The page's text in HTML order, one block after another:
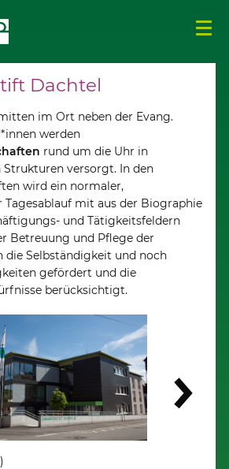
Dachtel
im Ort neben der Evang.
werden
rund um die Uhr in
versorgt. In den
wird ein normaler,
mit aus der Biographie
und Tätigkeitsfeldern
Betreuung und Pflege der
die Selbständigkeit und noch
gefördert und die
berücksichtigt.